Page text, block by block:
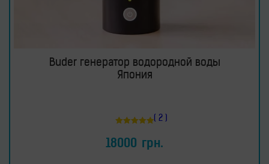
Buder генератор водородной воды
Япония
5.00
из 5
( 2 )
18000 грн.